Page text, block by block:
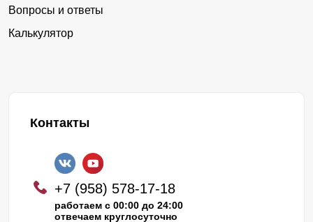
Вопросы и ответы
Калькулятор
Контакты
+7 (958) 578-17-18
работаем с 00:00 до 24:00
отвечаем круглосуточно